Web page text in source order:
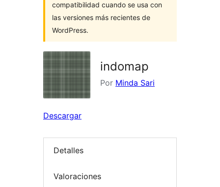
compatibilidad cuando se usa con
las versiones más recientes de
WordPress.
indomap
Por Minda Sari
Descargar
Detalles
Valoraciones